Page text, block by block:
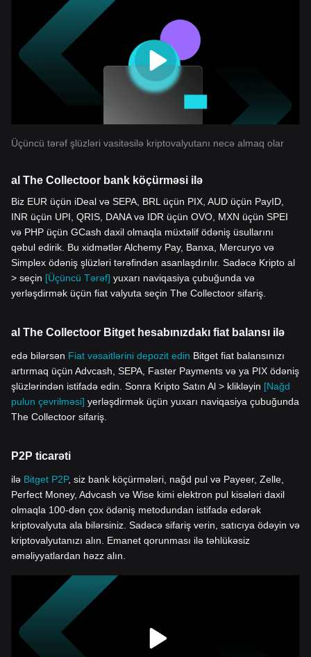
Üçüncü tərəf şlüzləri vasitəsilə kriptovalyutanı necə almaq olar
al The Collectoor bank köçürməsi ilə
Biz EUR üçün iDeal və SEPA, BRL üçün PIX, AUD üçün PayID,
INR üçün UPI, QRIS, DANA və IDR üçün OVO, MXN üçün SPEI
və PHP üçün GCash daxil olmaqla müxtəlif ödəniş üsullarını
qəbul edirik. Bu xidmətlər Alchemy Pay, Banxa, Mercuryo və
Simplex ödəniş şlüzləri tərəfindən asanlaşdırılır. Sadəcə Kripto al
> seçin [Üçüncü Tərəf] yuxarı naviqasiya çubuğunda və
yerləşdirmək üçün fiat valyuta seçin The Collectoor sifariş.
al The Collectoor Bitget hesabınızdakı fiat balansı ilə
edə bilərsən Fiat vəsaitlərini depozit edin Bitget fiat balansınızı
artırmaq üçün Advcash, SEPA, Faster Payments və ya PIX ödəniş
şlüzlərindən istifadə edin. Sonra Kripto Satın Al > klikləyin [Nağd
pulun çevrilməsi] yerləşdirmək üçün yuxarı naviqasiya çubuğunda
The Collectoor sifariş.
P2P ticarəti
ilə Bitget P2P, siz bank köçürmələri, nağd pul və Payeer, Zelle,
Perfect Money, Advcash və Wise kimi elektron pul kisələri daxil
olmaqla 100-dən çox ödəniş metodundan istifadə edərək
kriptovalyuta ala bilərsiniz. Sadəcə sifariş verin, satıcıya ödəyin və
kriptovalyutanızı alın. Emanet qorunması ilə təhlükəsiz
əməliyyatlardan həzz alın.